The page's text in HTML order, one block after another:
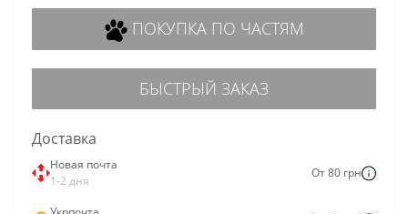
ПОКУПКА ПО ЧАСТЯМ
БЫСТРЫЙ ЗАКАЗ
Доставка
Новая почта
1-2 дня
От 80 грн